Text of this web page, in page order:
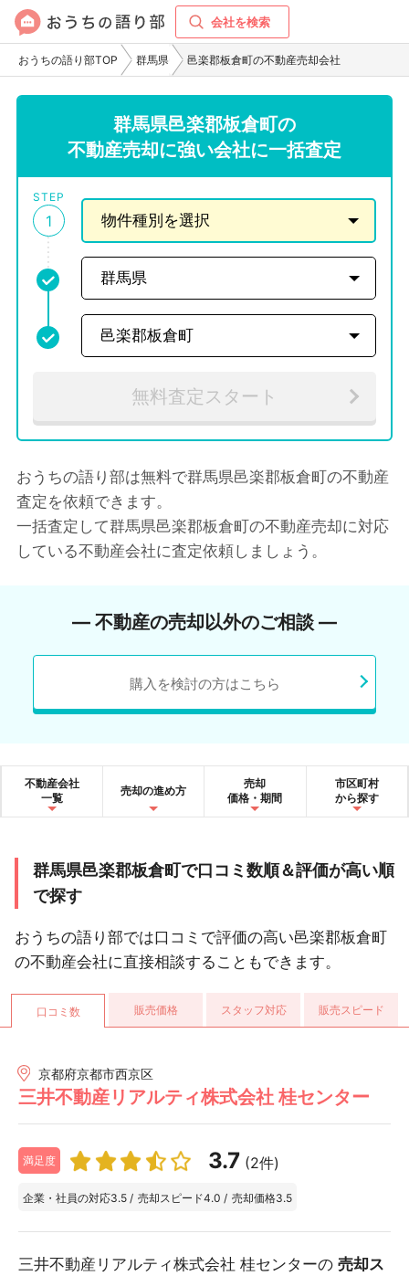
会社を検索
おうちの語り部TOP 群馬県 邑楽郡板倉町の不動産売却会社
群馬県邑楽郡板倉町の
不動産売却に強い会社に一括査定
STEP
1
無料査定スタート
おうちの語り部は無料で群馬県邑楽郡板倉町の不動産
査定を依頼できます。
一括査定して群馬県邑楽郡板倉町の不動産売却に対応
している不動産会社に査定依頼しましょう。
― 不動産の売却以外のご相談 ―
購入を検討の方はこちら
不動産会社
一覧
売却の進め方
売却
価格・期間
市区町村
から探す
群馬県邑楽郡板倉町で口コミ数順＆評価が高い順
で探す
おうちの語り部では口コミで評価の高い邑楽郡板倉町
の不動産会社に直接相談することもできます。
口コミ数 販売価格 スタッフ対応 販売スピード
京都府京都市西京区
三井不動産リアルティ株式会社 桂センター
満足度 3.7 (2件)
企業・社員の対応3.5 / 売却スピード4.0 / 売却価格3.5
三井不動産リアルティ株式会社 桂センターの 売却ス